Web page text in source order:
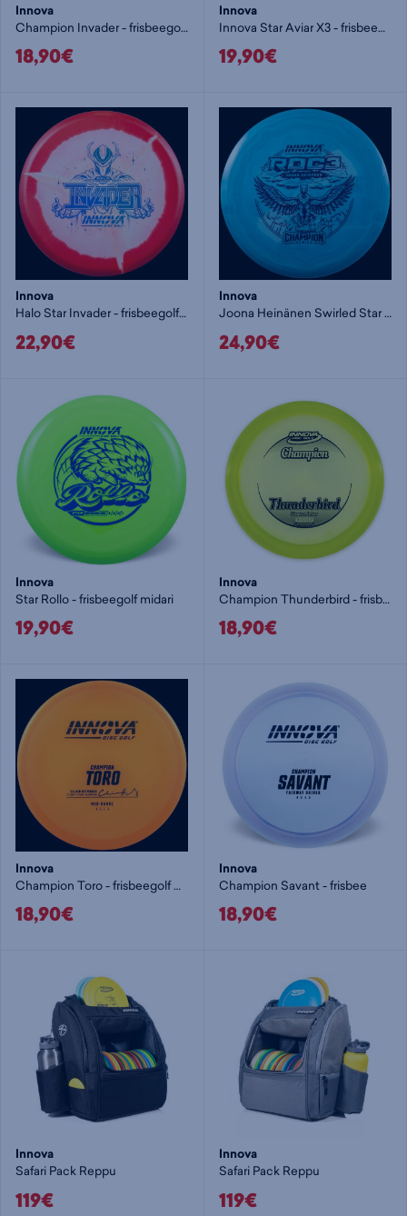
Innova
Champion Invader - frisbeegolf putteri
18,90€
Innova
Innova Star Aviar X3 - frisbeegolf putteri
19,90€
Innova
Halo Star Invader - frisbeegolf putteri
22,90€
Innova
Joona Heinänen Swirled Star Roc3 - frisbeegolf midari
24,90€
Innova
Star Rollo - frisbeegolf midari
19,90€
Innova
Champion Thunderbird - frisbee
18,90€
Innova
Champion Toro - frisbeegolf midari
18,90€
Innova
Champion Savant - frisbee
18,90€
Innova
Safari Pack Reppu
119€
Innova
Safari Pack Reppu
119€